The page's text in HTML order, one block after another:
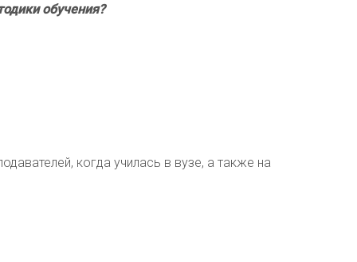
обучения?
когда училась в вузе, а также на